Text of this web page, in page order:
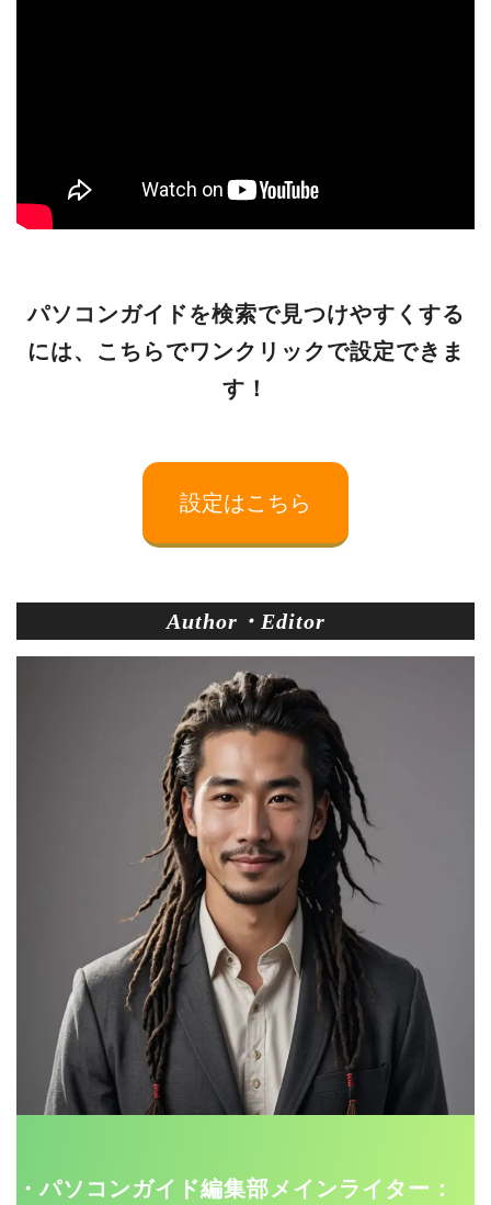
パソコンガイドを検索で見つけやすくする
には、こちらでワンクリックで設定できま
す！
設定はこちら
Author・Editor
・パソコンガイド編集部メインライター：